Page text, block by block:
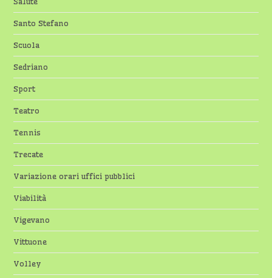
Santo Stefano
Scuola
Sedriano
Sport
Teatro
Tennis
Trecate
Variazione orari uffici pubblici
Viabilità
Vigevano
Vittuone
Volley